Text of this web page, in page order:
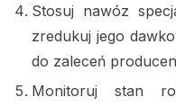
Stosuj nawóz
zredukuj jego
do zaleceń
Monitoruj stan